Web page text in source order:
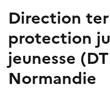
Direction
protection
jeunesse
Normandie